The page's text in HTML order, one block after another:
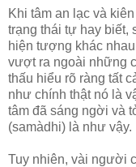
Khi tâm an lạc và
trạng thái tự hay biết,
hiện tượng khác
vượt ra ngoài những
thấu hiểu rõ ràng tất
như chính thật nó là
tâm đã sáng ngời và
(samàdhi) là như vậy.
Tuy nhiên, vài người